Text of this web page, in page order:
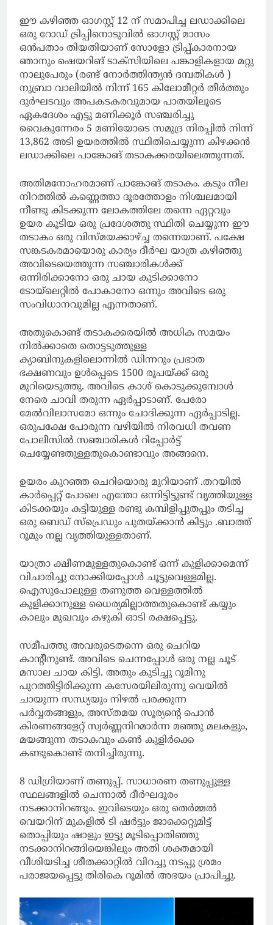
ഈ കഴിഞ്ഞ ഓഗസ്റ്റ് 12 ന് സമാപിച്ച ലഡാക്കിലെ
ഒരു റോഡ് ട്രിപ്പിനൊടുവിൽ ഓഗസ്റ്റ് മാസം
ഒൻപതാം തിയതിയാണ് സോളോ ട്രിപ്പ്കാരനായ
ഞാനും ഷെയറിങ് ടാക്സിയിലെ പങ്കാളികളായ മറ്റു
നാലുപേരും (രണ്ട് നോർത്തിന്ത്യൻ ദമ്പതികൾ )
നുബ്രാ വാലിയിൽ നിന്ന് 165 കിലോമീറ്റർ തീർത്തും
ദുർഘടവും അപകടകരവുമായ പാതയിലൂടെ
ഏകദേശം എട്ടു മണിക്കൂർ സഞ്ചരിച്ചു
വൈകുന്നേരം 5 മണിയോടെ സമുദ്ര നിരപ്പിൽ നിന്ന്
13,862 അടി ഉയരത്തിൽ സ്ഥിതിചെയ്യുന്ന കിഴക്കൻ
ലഡാക്കിലെ പാങ്കോങ് തടാകക്കരയിലെത്തുന്നത്.
അതിമനോഹരമാണ് പാങ്കോങ് തടാകം. കടും നീല
നിറത്തിൽ കണ്ണെത്താ ദൂരത്തോളം നിശ്ചലമായി
നീണ്ടു കിടക്കുന്ന ലോകത്തിലേ തന്നെ ഏറ്റവും
ഉയര കൂടിയ ഒരു പ്രദേശത്തു സ്ഥിതി ചെയ്യുന്ന ഈ
തടാകം ഒരു വിസ്മയക്കാഴ്ച്ച തന്നെയാണ്. പക്ഷേ
സങ്കടകരമായൊരു കാര്യം ദീർഘ യാത്ര കഴിഞ്ഞു
അവിടെയെത്തുന്ന സഞ്ചാരികൾക്ക്
ഒന്നിരിക്കാനോ ഒരു ചായ കുടിക്കാനോ
ടോയ്‌ലെറ്റിൽ പോകാനോ ഒന്നും അവിടെ ഒരു
സംവിധാനവുമില്ല എന്നതാണ്.
അതുകൊണ്ട് തടാകക്കരയിൽ അധിക സമയം
നിൽക്കാതെ തൊട്ടടുത്തുള്ള
ക്യാബിനുകളിലൊന്നിൽ ഡിന്നറും പ്രഭാത
ഭക്ഷണവും ഉൾപ്പെടെ 1500 രൂപയ്ക്ക് ഒരു
മുറിയെടുത്തു. അവിടെ കാശ് കൊടുക്കുമ്പോൾ
നേരെ ചാവി തരുന്ന ഏർപ്പാടാണ്. പേരോ
മേൽവിലാസമോ ഒന്നും ചോദിക്കുന്ന ഏർപ്പാടില്ല.
ഒരുപക്ഷേ പോരുന്ന വഴിയിൽ നിരവധി തവണ
പോലീസിൽ സഞ്ചാരികൾ റിപ്പോർട്ട്
ചെയ്യേണ്ടതുള്ളതുകൊണ്ടാവും അങ്ങനെ.
ഉയരം കുറഞ്ഞ ചെറിയൊരു മുറിയാണ് .തറയിൽ
കാർപ്പെറ്റ് പോലെ എന്തോ ഒന്നിട്ടിട്ടുണ്ട് വൃത്തിയുള്ള
കിടക്കയും കട്ടിയുള്ള രണ്ടു കമ്പിളിപ്പുതപ്പും തടിച്ച
ഒരു ബെഡ് സ്പ്രെഡും പുതയ്ക്കാൻ കിട്ടും .ബാത്ത്
റൂമും നല്ല വൃത്തിയുള്ളതാണ്.
യാത്രാ ക്ഷീണമുള്ളതുകൊണ്ട് ഒന്ന് കുളിക്കാമെന്ന്
വിചാരിച്ചു നോക്കിയപ്പോൾ ചൂട്ടുവെള്ളമില്ല.
ഐസുപോലുള്ള തണുത്ത വെള്ളത്തിൽ
കുളിക്കാനുള്ള ധൈര്യമില്ലാത്തതുകൊണ്ട് കയ്യും
കാലും മുഖവും കഴുകി ഓടി രക്ഷപ്പെട്ടു.
സമീപത്തു അവരുടെതന്നെ ഒരു ചെറിയ
കാന്റീനുണ്ട്. അവിടെ ചെന്നപ്പോൾ ഒരു നല്ല ചൂട്
മസാല ചായ കിട്ടി. അതും കുടിച്ചു റൂമിനു
പുറത്തിട്ടിരിക്കുന്ന കസേരയിലിരുന്നു വെയിൽ
ചായുന്ന സന്ധ്യയും നിഴൽ പരക്കുന്ന
പർവ്വതങ്ങളും, അസ്തമയ സൂര്യന്റെ പൊൻ
കിരണങ്ങളേറ്റ് സ്വർണ്ണനിറമാർന്ന മഞ്ഞു മലകളും,
മയങ്ങുന്ന തടാകവും കൺ കുളിർക്കെ
കണ്ടുകൊണ്ട് തനിച്ചിരുന്നു.
8 ഡിഗ്രിയാണ് തണുപ്പ്. സാധാരണ തണുപ്പുള്ള
സ്ഥലങ്ങളിൽ ചെന്നാൽ ദീർഘദൂരം
നടക്കാനിറങ്ങും. ഇവിടെയും ഒരു തെർമ്മൽ
വെയറിന് മുകളിൽ ടി ഷർട്ടും ജാക്കെറ്റുമിട്ട്
തൊപ്പിയും ഷാളും ഇട്ടു മൂടിപ്പൊതിഞ്ഞു
നടക്കാനിറങ്ങിയെങ്കിലും അതി ശക്തമായി
വീശിയടിച്ച ശീതക്കാറ്റിൽ വിറച്ചു നടപ്പു ശ്രമം
പരാജയപ്പെട്ടു തിരികെ റൂമിൽ അഭയം പ്രാപിച്ചു.